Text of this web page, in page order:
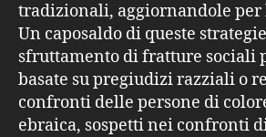
tradizionali, aggiornandole per
Un caposaldo di queste
sfruttamento di fratture sociali
basate su pregiudizi razziali o
confronti delle persone di
ebraica, sospetti nei confronti